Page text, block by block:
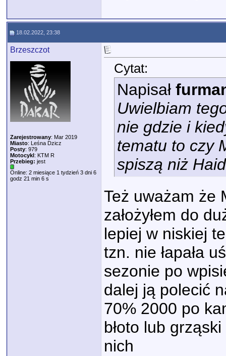
18.02.2022, 23:38
Brzeszczot
Zarejestrowany: Mar 2019
Miasto: Leśna Dzicz
Posty: 979
Motocykl: KTM R
Przebieg: jest
Online: 2 miesiące 1 tydzień 3 dni 6
godz 21 min 6 s
Cytat:
Napisał
Uwielbiam
nie gdzie i
tematu to czy
spiszą niż
Też uważam że
założyłem do
lepiej w niskiej
tzn. nie łapała
sezonie po
dalej ją polecić
70% 2000 po
błoto lub
nich